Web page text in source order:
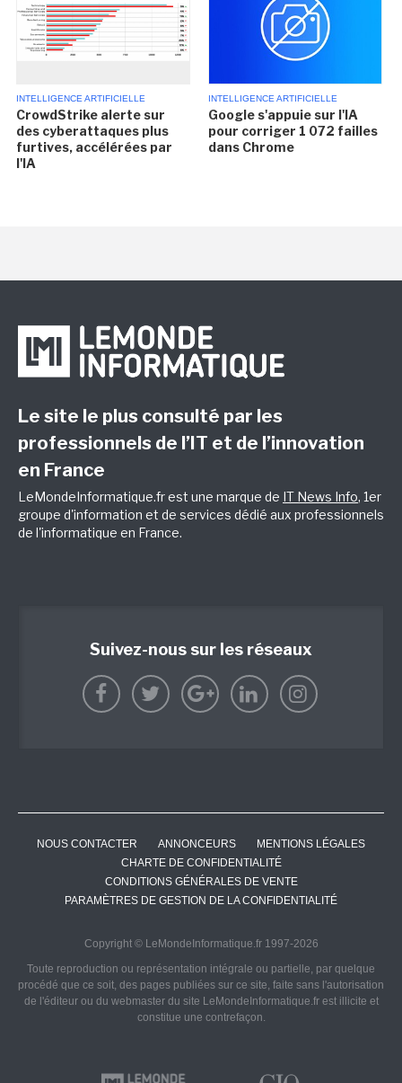
INTELLIGENCE ARTIFICIELLE
CrowdStrike alerte sur
des cyberattaques plus
furtives, accélérées par
l'IA
INTELLIGENCE ARTIFICIELLE
Google s'appuie sur l'IA
pour corriger 1 072 failles
dans Chrome
Le site le plus consulté par les
professionnels de l’IT et de l’innovation
en France
LeMondeInformatique.fr est une marque de IT News Info, 1er
groupe d'information et de services dédié aux professionnels
de l'informatique en France.
Suivez-nous sur les réseaux
NOUS CONTACTER ANNONCEURS
MENTIONS LÉGALES
CHARTE DE CONFIDENTIALITÉ
CONDITIONS GÉNÉRALES DE VENTE
PARAMÈTRES DE GESTION DE LA CONFIDENTIALITÉ
Copyright © LeMondeInformatique.fr 1997-2026
Toute reproduction ou représentation intégrale ou partielle, par quelque
procédé que ce soit, des pages publiées sur ce site, faite sans l'autorisation
de l'éditeur ou du webmaster du site LeMondeInformatique.fr est illicite et
constitue une contrefaçon.